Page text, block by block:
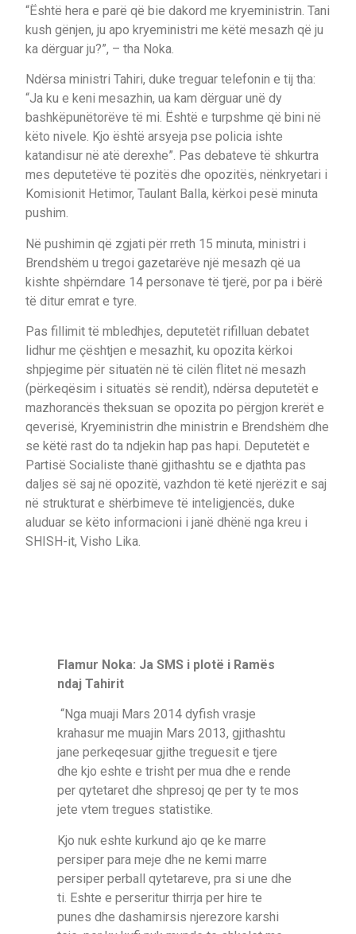
“Është hera e parë që bie dakord me kryeministrin. Tani
kush gënjen, ju apo kryeministri me këtë mesazh që ju
ka dërguar ju?”, – tha Noka.
Ndërsa ministri Tahiri, duke treguar telefonin e tij tha:
“Ja ku e keni mesazhin, ua kam dërguar unë dy
bashkëpunëtorëve të mi. Është e turpshme që bini në
këto nivele. Kjo është arsyeja pse policia ishte
katandisur në atë derexhe”. Pas debateve të shkurtra
mes deputetëve të pozitës dhe opozitës, nënkryetari i
Komisionit Hetimor, Taulant Balla, kërkoi pesë minuta
pushim.
Në pushimin që zgjati për rreth 15 minuta, ministri i
Brendshëm u tregoi gazetarëve një mesazh që ua
kishte shpërndare 14 personave të tjerë, por pa i bërë
të ditur emrat e tyre.
Pas fillimit të mbledhjes, deputetët rifilluan debatet
lidhur me çështjen e mesazhit, ku opozita kërkoi
shpjegime për situatën në të cilën flitet në mesazh
(përkeqësim i situatës së rendit), ndërsa deputetët e
mazhorancës theksuan se opozita po përgjon krerët e
qeverisë, Kryeministrin dhe ministrin e Brendshëm dhe
se këtë rast do ta ndjekin hap pas hapi. Deputetët e
Partisë Socialiste thanë gjithashtu se e djathta pas
daljes së saj në opozitë, vazhdon të ketë njerëzit e saj
në strukturat e shërbimeve të inteligjencës, duke
aluduar se këto informacioni i janë dhënë nga kreu i
SHISH-it, Visho Lika.
Flamur Noka: Ja SMS i plotë i Ramës
ndaj Tahirit
“Nga muaji Mars 2014 dyfish vrasje
krahasur me muajin Mars 2013, gjithashtu
jane perkeqesuar gjithe treguesit e tjere
dhe kjo eshte e trisht per mua dhe e rende
per qytetaret dhe shpresoj qe per ty te mos
jete vtem tregues statistike.
Kjo nuk eshte kurkund ajo qe ke marre
persiper para meje dhe ne kemi marre
persiper perball qytetareve, pra si une dhe
ti. Eshte e perseritur thirrja per hire te
punes dhe dashamirsis njerezore karshi